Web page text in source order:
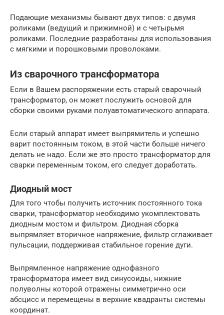
Подающие механизмы бывают двух типов: с двумя
роликами (ведущий и прижимной) и с четырьмя
роликами. Последние разработаны для использования
с мягкими и порошковыми проволоками.
Из сварочного трансформатора
Если в Вашем распоряжении есть старый сварочный
трансформатор, он может послужить основой для
сборки своими руками полуавтоматического аппарата.
Если старый аппарат имеет выпрямитель и успешно
варит постоянным током, в этой части больше ничего
делать не надо. Если же это просто трансформатор для
сварки переменным током, его следует доработать.
Диодный мост
Для того чтобы получить источник постоянного тока
сварки, трансформатор необходимо укомплектовать
диодным мостом и фильтром. Диодная сборка
выпрямляет вторичное напряжение, фильтр сглаживает
пульсации, поддерживая стабильное горение дуги.
Выпрямленное напряжение однофазного
трансформатора имеет вид синусоиды, нижние
полуволны которой отражены симметрично оси
абсцисс и перемещены в верхние квадранты системы
координат.